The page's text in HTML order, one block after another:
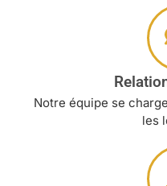
Notre équipe se
les